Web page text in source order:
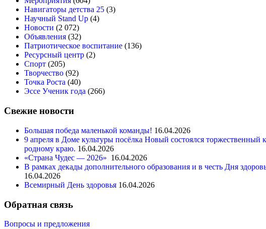
Навигаторы детства 25 (3)
Научный Stand Up (4)
Новости (2 072)
Объявления (32)
Патриотическое воспитание (136)
Ресурсный центр (2)
Спорт (205)
Творчество (92)
Точка Роста (40)
Эссе Ученик года (266)
Свежие новости
Большая победа маленькой команды! 16.04.2026
9 апреля в Доме культуры посёлка Новый состоялся
родному краю. 16.04.2026
«Страна Чудес — 2026» 16.04.2026
В рамках декады дополнительного образования и в честь Дня
16.04.2026
Всемирный День здоровья 16.04.2026
Обратная связь
Вопросы и предложения